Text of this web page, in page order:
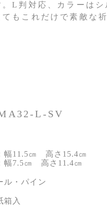
L判対応、カラーは
もこれだけで素敵な
L-SV
幅11.5㎝ 高さ15.4㎝
幅7.5㎝ 高さ11.4㎝
ル・パイン
箱入